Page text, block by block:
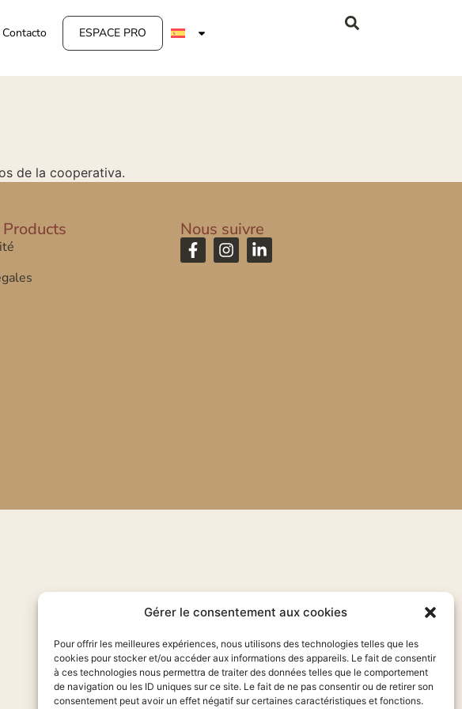
Gérer le consentement aux cookies
Pour offrir les meilleures expériences, nous utilisons des technologies telles que les
cookies pour stocker et/ou accéder aux informations des appareils. Le fait de consentir
à ces technologies nous permettra de traiter des données telles que le comportement
de navigation ou les ID uniques sur ce site. Le fait de ne pas consentir ou de retirer son
consentement peut avoir un effet négatif sur certaines caractéristiques et fonctions.
Contacto ESPACE PRO
de la cooperativa.
Nous suivre